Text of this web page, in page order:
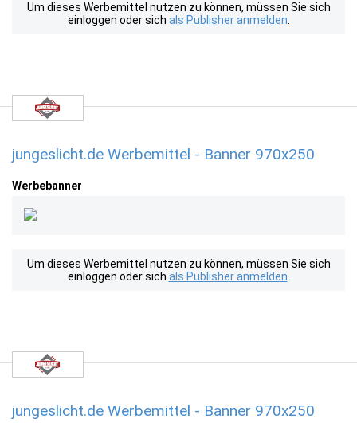
Um dieses Werbemittel nutzen zu können, müssen Sie sich
einloggen oder sich als Publisher anmelden
jungeslicht.de Werbemittel - Banner 970x250
Werbebanner
Um dieses Werbemittel nutzen zu können, müssen Sie sich
einloggen oder sich als Publisher anmelden
jungeslicht.de Werbemittel - Banner 970x250